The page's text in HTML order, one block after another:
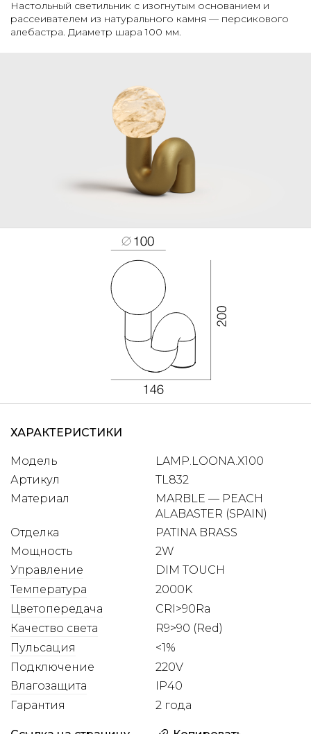
Настольный светильник с изогнутым основанием и
рассеивателем из натурального камня — персикового
алебастра. Диаметр шара 100 мм.
ХАРАКТЕРИСТИКИ
Артикул TL832
Модель LAMP.​​​​LOONA.​​​​X100
Отделка PATINA BRASS
Материал
MARBLE — PEACH
ALABASTER (SPAIN)
Мощность 2W
Пульсация
<1%
Подключение
220V
Цветопередача
CRI>90Ra
Качество света
R9>90 (Red)
Влагозащита IP40
Управление
DIM TOUCH
Температура
2000K
Гарантия 2 года